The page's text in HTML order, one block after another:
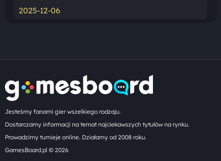
2025-12-06
Jesteśmy fanami gier wszelkiego rodzaju.
Dostarczamy informacji na temat najciekawszych tytułów na rynku.
Prowadzimy turnieje online. Działamy od 2008 roku.
GamesBoard.pl © 2026